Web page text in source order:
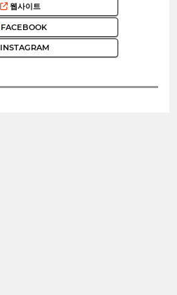
웹사이트
FACEBOOK
INSTAGRAM